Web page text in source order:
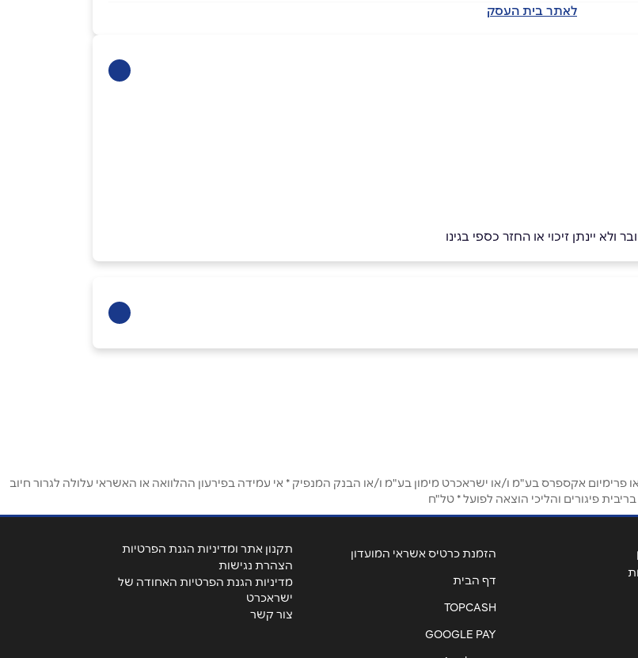
לאתר בית העסק
יינתן זיכוי או החזר כספי בגינו
אקספרס בע"מ ו/או ישראכרט מימון בע"מ ו/או הבנק המנפיק * אי עמידה בפירעון ההלוואה או האשראי עלולה לגרור חיוב
בריבית פיגורים והליכי הוצאה לפועל * טל"ח
הזמנת כרטיס אשראי המועדון
דף הבית
TOPCASH
GOOGLE PAY
תקנון אתר ומדיניות הגנת הפרטיות
הצהרת נגישות
מדיניות הגנת הפרטיות האחודה של
ישראכרט
צור קשר